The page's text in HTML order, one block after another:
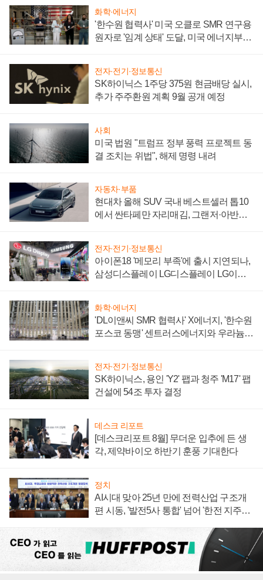
화학·에너지
'한수원 협력사' 미국 오클로 SMR 연구용
원자로 '임계 상태' 도달, 미국 에너지부
전자·전기·정보통신
SK하이닉스 1주당 375원 현금배당 실시,
추가 주주환원 계획 9월 공개 예정
사회
미국 법원 "트럼프 정부 풍력 프로젝트 동
결 조치는 위법", 해제 명령 내려
자동차·부품
현대차 올해 SUV 국내 베스트셀러 톱10
에서 싼타페만 자리매김, 그랜저·아반떼
전자·전기·정보통신
아이폰18 '메모리 부족'에 출시 지연되나,
삼성디스플레이 LG디스플레이 LG이노
화학·에너지
'DL이앤씨 SMR 협력사' X에너지, '한수원
포스코 동맹' 센트러스에너지와 우라늄
전자·전기·정보통신
SK하이닉스, 용인 'Y2' 팹과 청주 'M17' 팹
건설에 54조 투자 결정
데스크 리포트
[데스크리포트 8월] 무더운 입추에 든 생
각, 제약바이오 하반기 훈풍 기대한다
정치
AI시대 맞아 25년 만에 전력산업 구조개
편 시동, '발전5사 통합' 넘어 '한전 지주사'